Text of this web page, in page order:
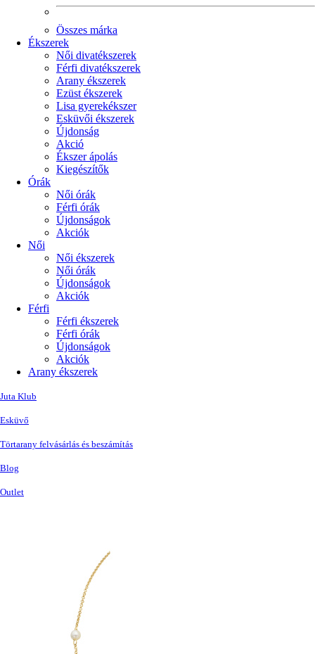
Összes márka
Ékszerek
Női divatékszerek
Férfi divatékszerek
Arany ékszerek
Ezüst ékszerek
Lisa gyerekékszer
Esküvői ékszerek
Újdonság
Akció
Ékszer ápolás
Kiegészítők
Órák
Női órák
Férfi órák
Újdonságok
Akciók
Női
Női ékszerek
Női órák
Újdonságok
Akciók
Férfi
Férfi ékszerek
Férfi órák
Újdonságok
Akciók
Arany ékszerek
Juta Klub
Esküvő
Törtarany felvásárlás és beszámítás
Blog
Outlet